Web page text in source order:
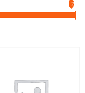
265